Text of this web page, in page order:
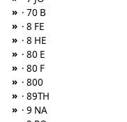
» · 70 B
» · 8 FE
» · 8 HE
» · 80 E
» · 80 F
» · 800
» · 89TH
» · 9 NA